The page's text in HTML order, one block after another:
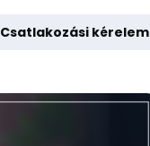
Csatlakozási kérelem